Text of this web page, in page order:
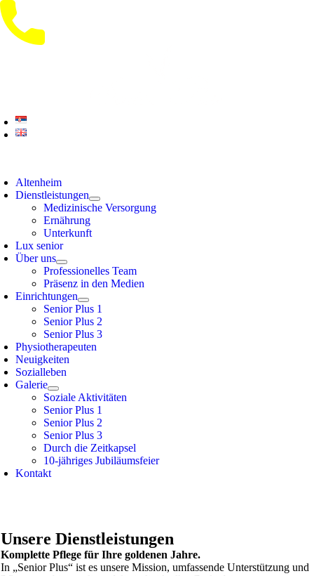
Altenheim
Dienstleistungen
Medizinische Versorgung
Ernährung
Unterkunft
Lux senior
Über uns
Professionelles Team
Präsenz in den Medien
Einrichtungen
Senior Plus 1
Senior Plus 2
Senior Plus 3
Physiotherapeuten
Neuigkeiten
Sozialleben
Galerie
Soziale Aktivitäten
Senior Plus 1
Senior Plus 2
Senior Plus 3
Durch die Zeitkapsel
10-jähriges Jubiläumsfeier
Kontakt
Unsere Dienstleistungen
Komplette Pflege für Ihre goldenen Jahre.
In „Senior Plus“ ist es unsere Mission, umfassende Unterstützung und